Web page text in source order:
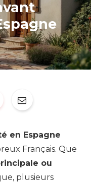
en Espagne
Français. Que
ou
plusieurs